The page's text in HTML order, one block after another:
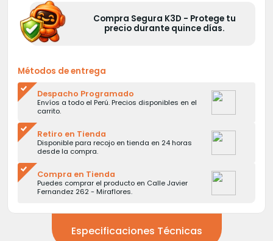
Compra Segura K3D - Protege tu
precio durante quince días.
Métodos de entrega
Despacho Programado
Envíos a todo el Perú. Precios disponibles en el
carrito.
Retiro en Tienda
Disponible para recojo en tienda en 24 horas
desde la compra.
Compra en Tienda
Puedes comprar el producto en Calle Javier
Fernandez 262 - Miraflores.
Especificaciones Técnicas